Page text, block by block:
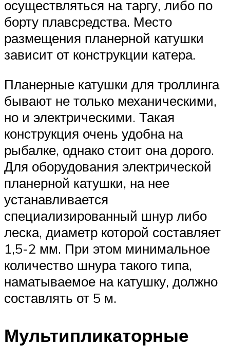
осуществляться на таргу, либо по
борту плавсредства. Место
размещения планерной катушки
зависит от конструкции катера.
Планерные катушки для троллинга
бывают не только механическими,
но и электрическими. Такая
конструкция очень удобна на
рыбалке, однако стоит она дорого.
Для оборудования электрической
планерной катушки, на нее
устанавливается
специализированный шнур либо
леска, диаметр которой составляет
1,5-2 мм. При этом минимальное
количество шнура такого типа,
наматываемое на катушку, должно
составлять от 5 м.
Мультипликаторные